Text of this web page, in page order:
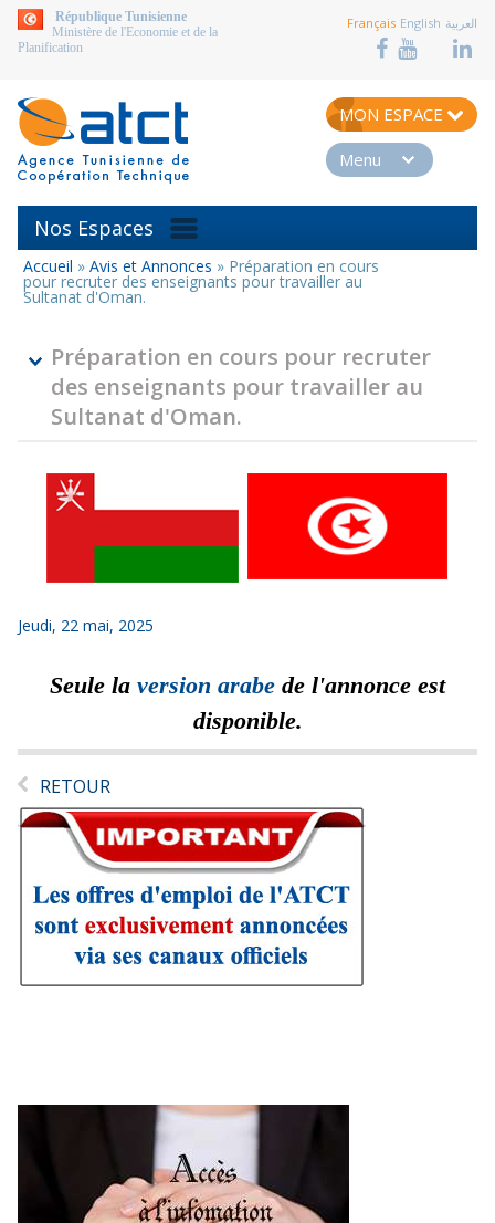
aller au contenu
République Tunisienne
Ministère de l'Economie et de la
Planification
Français English العربية
MON ESPACE
Menu
Nos Espaces
Vous
êtes
Accueil » Avis et Annonces » Préparation en cours
pour recruter des enseignants pour travailler au
Sultanat d'Oman.
Préparation en cours pour recruter
des enseignants pour travailler au
Sultanat d'Oman.
Jeudi, 22 mai, 2025
Seule la version arabe de l'annonce est
disponible.
RETOUR